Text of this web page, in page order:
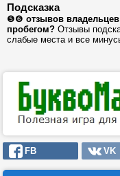
Подсказка
❺❻ отзывов
пробегом? Отзывы
слабые места и все
FB VK